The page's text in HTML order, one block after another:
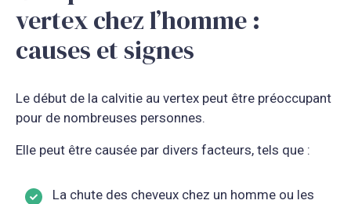
vertex chez l’homme :
causes et signes
Le début de la calvitie au vertex peut être préoccupant
pour de nombreuses personnes.
Elle peut être causée par divers facteurs, tels que :
La chute des cheveux chez un homme ou les